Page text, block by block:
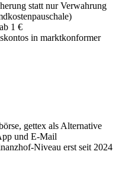
statt nur Verwahrung
1 €
in marktkonformer
gettex als Alternative
und E-Mail
Niveau erst seit 2024